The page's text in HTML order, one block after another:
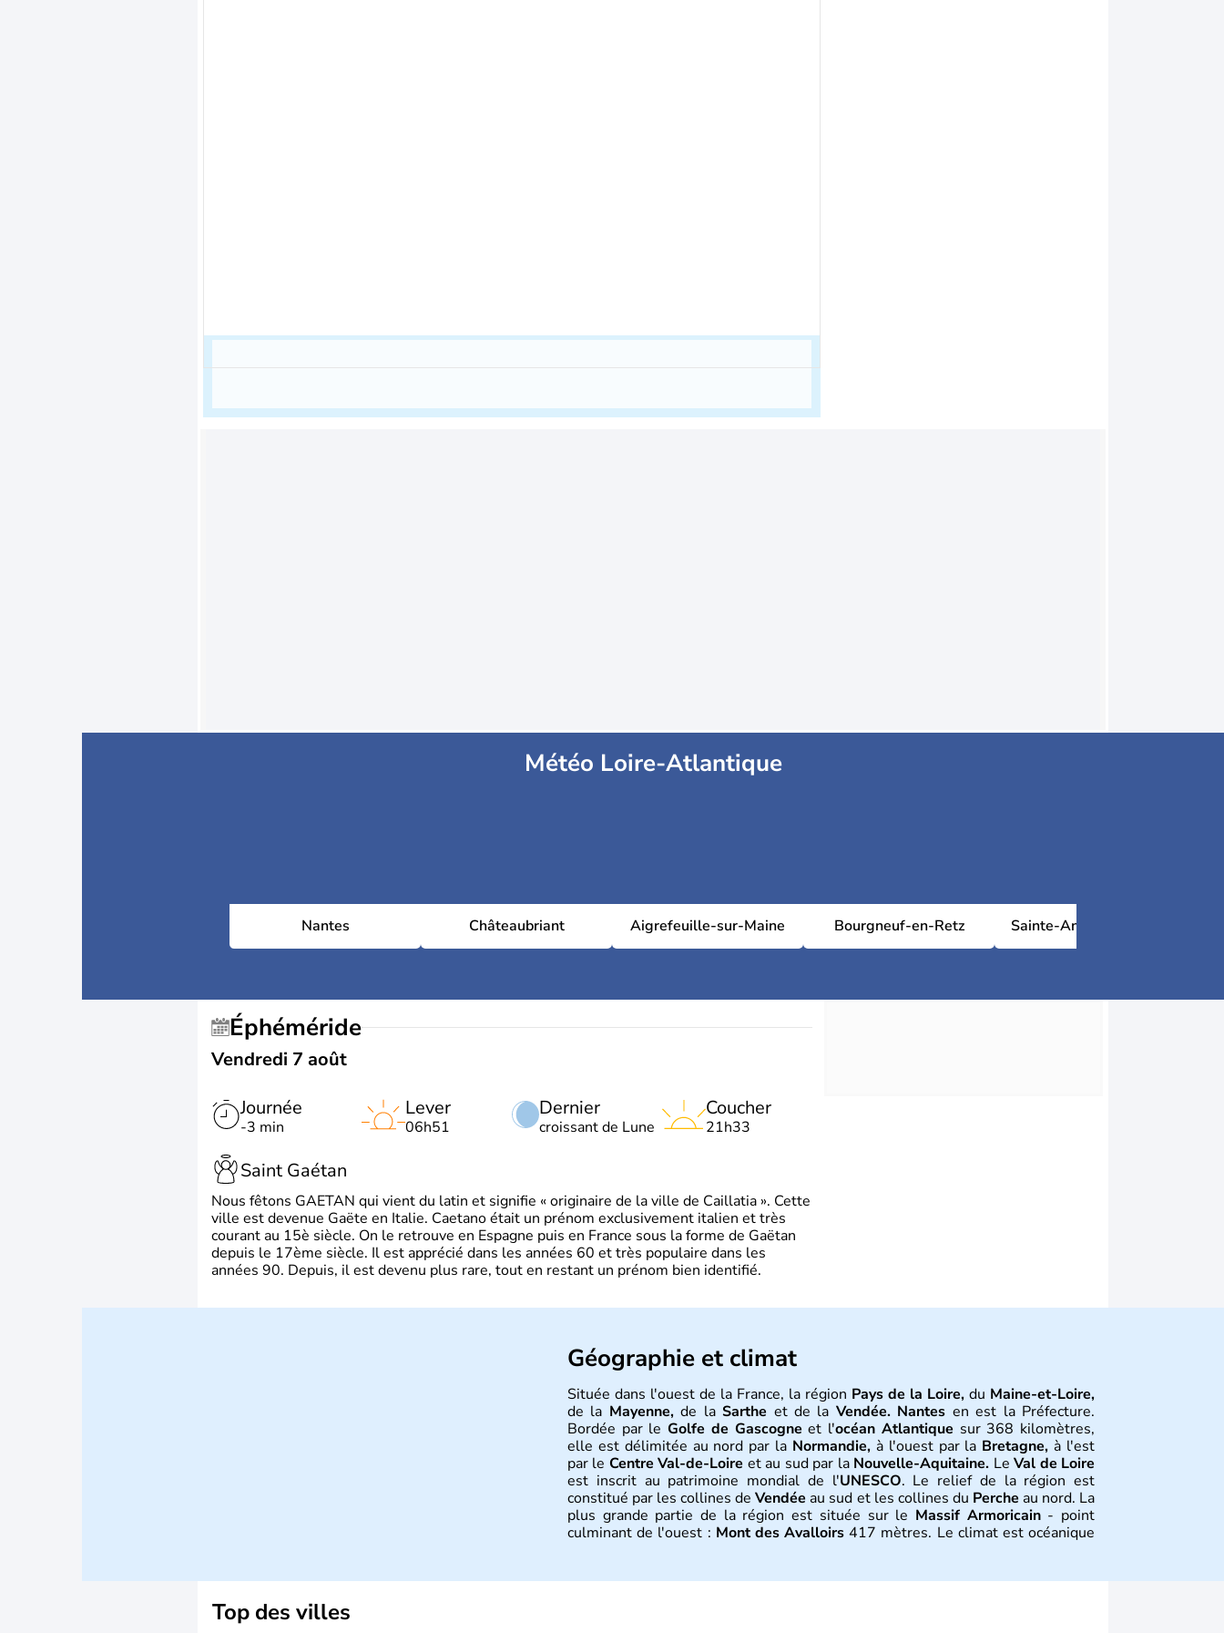
Météo Loire-Atlantique
Nantes Châteaubriant Aigrefeuille-sur-Maine Bourgneuf-en-Retz Sainte-Anne-sur-Brivet
Éphéméride
Vendredi 7 août
Journée
-3 min
Dernier
croissant de Lune
Lever
06h51
Coucher
21h33
Saint Gaétan
Nous fêtons GAETAN qui vient du latin et signifie « originaire de la ville de Caillatia ». Cette
ville est devenue Gaëte en Italie. Caetano était un prénom exclusivement italien et très
courant au 15è siècle. On le retrouve en Espagne puis en France sous la forme de Gaëtan
depuis le 17ème siècle. Il est apprécié dans les années 60 et très populaire dans les
années 90. Depuis, il est devenu plus rare, tout en restant un prénom bien identifié.
Géographie et climat
Située dans l'ouest de la France, la région Pays de la Loire, du Maine-et-Loire,
de la Mayenne,de laSarthe et de la Vendée. Nantes en est la Préfecture.
Bordée par leGolfe de Gascogne et l'océan Atlantique sur 368 kilomètres,
elle est délimitée au nord par la Normandie, à l'ouest par la Bretagne, à l'est
par le Centre Val-de-Loire et au sud par la Nouvelle-Aquitaine. LeVal de Loire
est inscrit au patrimoine mondial de l'UNESCO. Le relief de la région est
constitué par les collines deVendée au sud et les collines du Perche au nord. La
plus grande partie de la région est située sur le Massif Armoricain- point
culminant de l'ouest : Mont des Avalloirs 417 mètres. Le climat est océanique
Top des villes